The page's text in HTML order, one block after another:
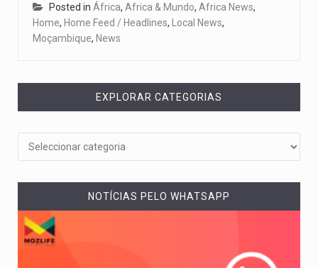
Posted in África, Africa & Mundo, Africa News,
Home, Home Feed / Headlines, Local News,
Moçambique, News
EXPLORAR CATEGORIAS
NOTÍCIAS PELO WHATSAPP